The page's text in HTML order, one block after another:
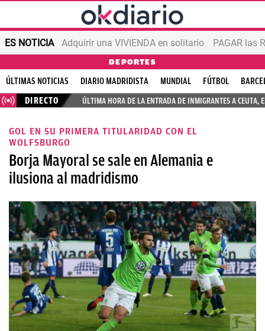
ES NOTICIA Adquirir una VIVIENDA en solitario PAGAR las
DEPORTES
ÚLTIMAS NOTICIAS DIARIO MADRIDISTA MUNDIAL FÚTBOL
DIRECTO
ÚLTIMA HORA DE LA ENTRADA DE INMIGRANTES A CEUTA,
GOL EN SU PRIMERA TITULARIDAD CON EL
WOLFSBURGO
Borja Mayoral se sale en Alemania e
ilusiona al madridismo